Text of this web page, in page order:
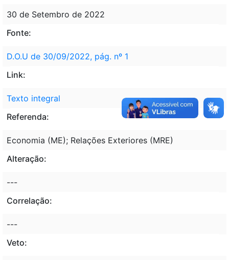
30 de Setembro de 2022
Fonte:
D.O.U de 30/09/2022, pág. nº 1
Link:
Texto integral
Referenda:
Economia (ME); Relações Exteriores (MRE)
Alteração:
---
Correlação:
---
Veto: